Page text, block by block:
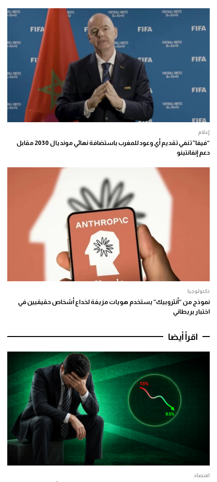
إعلام
“فيفا” تنفي تقديم أي وعود للمغرب باستضافة نهائي مونديال 2030 مقابل
دعم إنفانتينو
تكنولوجيا
نموذج من “أنثروبيك” يستخدم هويات مزيفة لخداع أشخاص حقيقيين في
اختبار بريطاني
اقرأ أيضا
اقتصاد